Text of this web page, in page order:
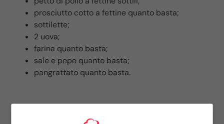
prosciutto cotto a fettine quanto basta;
sottilette;
2 uova;
farina quanto basta;
sale e pepe quanto basta;
pangrattato quanto basta.